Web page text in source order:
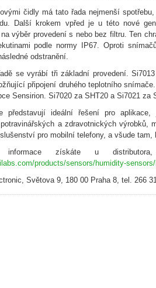
čidly má tato řada nejmenší
Další krokem vpřed je u této nové
výběr provedení s nebo bez filtru. Ten
podle normy IP67. Oproti
odstranění.
se vyrábí tři základní provedení.
připojení druhého teplotního
Sensirion. Si7020 za SHT20 a Si7021 za
představují ideální řešení pro
a zdravotnických výrobků,
pro mobilní telefony, a všude tam,
informace získáte u
products/sensors/humidity-
Světova 9, 180 00 Praha 8, tel. 266